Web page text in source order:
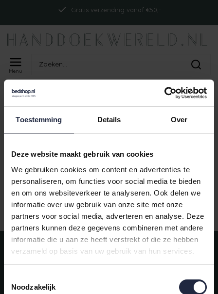
Toestemming Details Over
Deze website maakt gebruik van cookies
We gebruiken cookies om content en advertenties te
personaliseren, om functies voor social media te bieden
en om ons websiteverkeer te analyseren. Ook delen we
informatie over uw gebruik van onze site met onze
partners voor social media, adverteren en analyse. Deze
partners kunnen deze gegevens combineren met andere
informatie die u aan ze heeft verstrekt of die ze hebben
verzameld op basis van uw gebruik van hun services.
Noodzakelijk
Gratis verzending vanaf €50,-
Menu
Home
PRODUCTEN GETAGD MET
ISM_ABYSSREVERSIBLECT_NUDE
Geen producten gevonden!
Gratis verzending vanaf €50,-
Meld je aan voor onze nieuwsbrief!
AANMELDEN
Mijn account